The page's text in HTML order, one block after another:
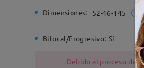
Dimensiones: 52-16-145
Bifocal/Progresivo: Sí
Debido al proceso de